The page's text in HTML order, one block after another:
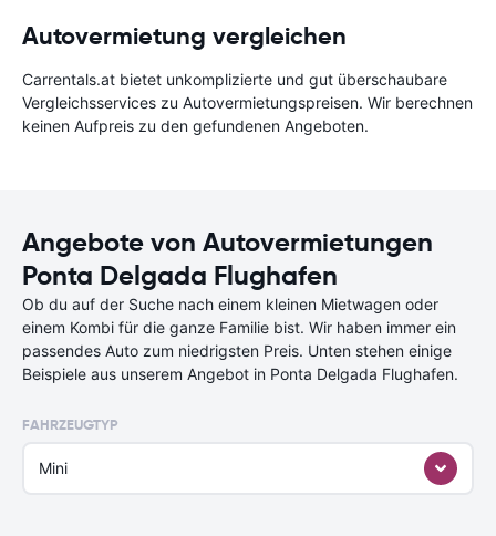
Autovermietung vergleichen
Carrentals.at bietet unkomplizierte und gut überschaubare
Vergleichsservices zu Autovermietungspreisen. Wir berechnen
keinen Aufpreis zu den gefundenen Angeboten.
Angebote von Autovermietungen
Ponta Delgada Flughafen
Ob du auf der Suche nach einem kleinen Mietwagen oder
einem Kombi für die ganze Familie bist. Wir haben immer ein
passendes Auto zum niedrigsten Preis. Unten stehen einige
Beispiele aus unserem Angebot in Ponta Delgada Flughafen.
FAHRZEUGTYP
Mini